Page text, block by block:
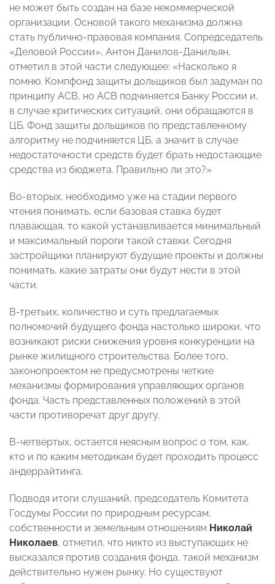
не может быть создан на базе некоммерческой
организации. Основой такого механизма должна
стать публично-правовая компания. Сопредседатель
«Деловой России», Антон Данилов-Данильян,
отметил в этой части следующее: «Насколько я
помню. Компфонд защиты дольщиков был задуман по
принципу АСВ, но АСВ подчиняется Банку России и,
в случае критических ситуаций, они обращаются в
ЦБ. Фонд защиты дольщиков по представленному
алгоритму не подчиняется ЦБ, а значит в случае
недостаточности средств будет брать недостающие
средства из бюджета. Правильно ли это?»
Во-вторых, необходимо уже на стадии первого
чтения понимать, если базовая ставка будет
плавающая, то какой устанавливается минимальный
и максимальный пороги такой ставки. Сегодня
застройщики планируют будущие проекты и должны
понимать, какие затраты они будут нести в этой
части.
В-третьих, количество и суть предлагаемых
полномочий будущего фонда настолько широки, что
возникают риски снижения уровня конкуренции на
рынке жилищного строительства. Более того,
законопроектом не предусмотрены четкие
механизмы формирования управляющих органов
фонда. Часть представленных положений в этой
части противоречат друг другу.
В-четвертых, остается неясным вопрос о том, как,
кто и по каким методикам будет проходить процесс
андеррайтинга.
Подводя итоги слушаний, председатель Комитета
Госдумы России по природным ресурсам,
собственности и земельным отношениям Николай
Николаев, отметил, что никто из выступающих не
высказался против создания фонда, такой механизм
действительно нужен рынку. Но существуют